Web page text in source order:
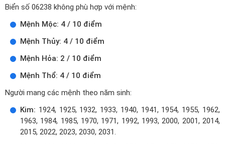
Biển số 06238 không phù hợp với mệnh:
Mệnh Mộc: 4 / 10 điểm
Mệnh Thủy: 4 / 10 điểm
Mệnh Hỏa: 2 / 10 điểm
Mệnh Thổ: 4 / 10 điểm
Người mang các mệnh theo năm sinh:
Kim: 1924, 1925, 1932, 1933, 1940, 1941, 1954, 1955, 1962,
1963, 1984, 1985, 1970, 1971, 1992, 1993, 2000, 2001, 2014,
2015, 2022, 2023, 2030, 2031.